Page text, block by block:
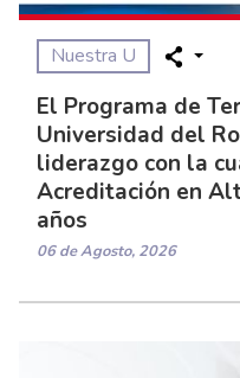
Nuestra U
El Programa de
Universidad del
liderazgo con la
Acreditación en
años
06 de Agosto, 2026